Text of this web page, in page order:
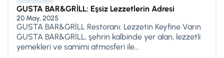
GUSTA BAR&GRİLL: Eşsiz Lezzetlerin Adresi
20 May, 2025
GUSTA BAR&GRİLL Restoranı: Lezzetin Keyfine Varın
GUSTA BAR&GRİLL, şehrin kalbinde yer alan, lezzetli
yemekleri ve samimi atmosferi ile...